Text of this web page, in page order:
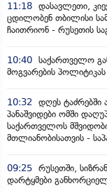
11:18 დასავლეთი,
ცდილობენ თბილისი
ჩაითრიონ - რუსეთის
10:40 საქართველო
მოგვარების
10:32 დღეს
პანაშვიდები ომში
საქართველოს
მთლიანობისათვის -
09:25 რუსეთში,
დარტყმები